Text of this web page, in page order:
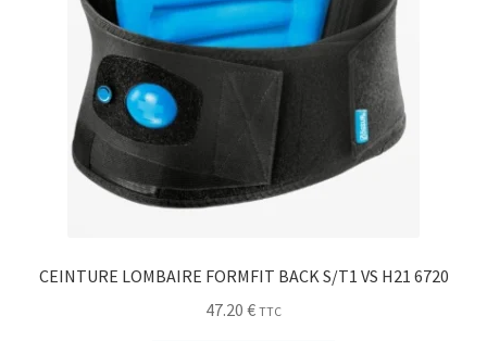
CEINTURE LOMBAIRE FORMFIT BACK S/T1 VS H21 6720
47.20 € TTC